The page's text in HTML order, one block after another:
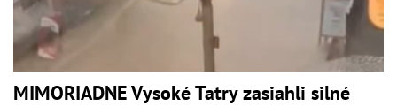
MIMORIADNE Vysoké Tatry zasiahli silné